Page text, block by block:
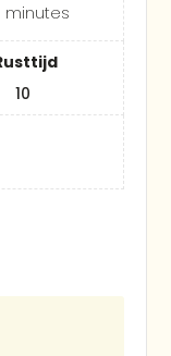
minutes
10